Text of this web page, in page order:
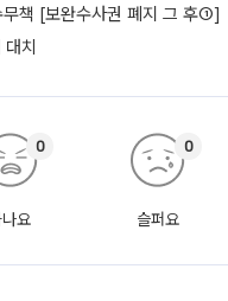
책 [보완수사권 폐지 그 후①]
치
요
0
슬퍼요
0